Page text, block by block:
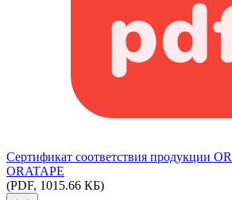
Сертификат соответствия продукции
ORATAPE
(PDF, 1015.66 КБ)